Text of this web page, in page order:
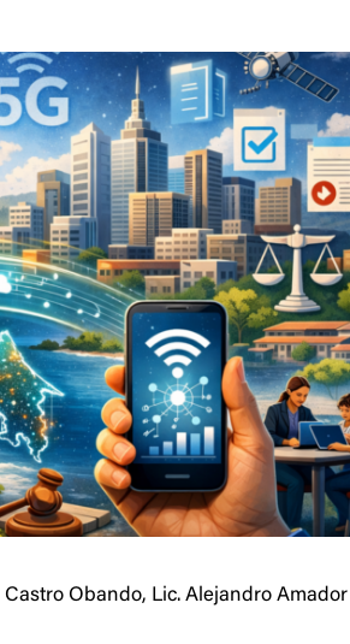
Castro Obando, Lic. Alejandro